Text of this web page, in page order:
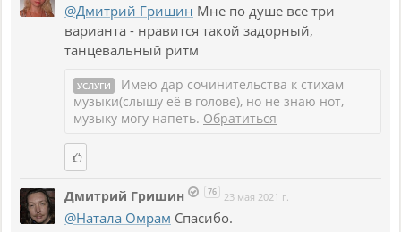
@Дмитрий Гришин Мне по душе все три
варианта - нравится такой задорный,
танцевальный ритм
УСЛУГИ
Имею дар сочинительства к стихам
музыки(слышу её в голове), но не знаю нот,
музыку могу напеть. Обратиться
Дмитрий Гришин 76 23 мая 2021 г.
@Натала Омрам Спасибо.